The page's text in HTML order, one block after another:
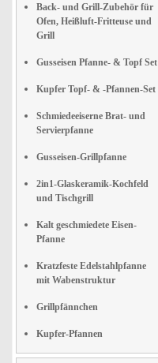
Back- und Grill-Zubehör für
Ofen, Heißluft-Fritteuse und
Grill
Gusseisen Pfanne- & Topf Set
Kupfer Topf- & -Pfannen-Set
Schmiedeeiserne Brat- und
Servierpfanne
Gusseisen-Grillpfanne
2in1-Glaskeramik-Kochfeld
und Tischgrill
Kalt geschmiedete Eisen-
Pfanne
Kratzfeste Edelstahlpfanne
mit Wabenstruktur
Grillpfännchen
Kupfer-Pfannen